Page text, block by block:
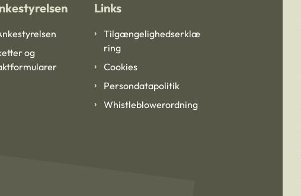
og
Links
Tilgængelighedserklæ
ring
Cookies
Persondatapolitik
Whistleblowerordning